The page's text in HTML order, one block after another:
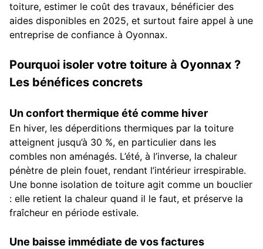
toiture, estimer le coût des travaux, bénéficier des
aides disponibles en 2025, et surtout faire appel à une
entreprise de confiance à Oyonnax.
Pourquoi isoler votre toiture à Oyonnax ?
Les bénéfices concrets
Un confort thermique été comme hiver
En hiver, les déperditions thermiques par la toiture
atteignent jusqu’à 30 %, en particulier dans les
combles non aménagés. L’été, à l’inverse, la chaleur
pénètre de plein fouet, rendant l’intérieur irrespirable.
Une bonne isolation de toiture agit comme un bouclier
: elle retient la chaleur quand il le faut, et préserve la
fraîcheur en période estivale.
Une baisse immédiate de vos factures